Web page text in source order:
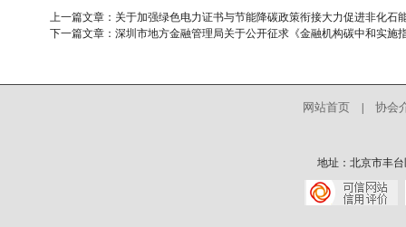
上一篇文章： 关于加强绿色电力证书与节能降碳政策衔接大力促进非化石
下一篇文章： 深圳市地方金融管理局关于公开征求《金融机构碳中和实施
网站首页 协会
地址：北京市丰台